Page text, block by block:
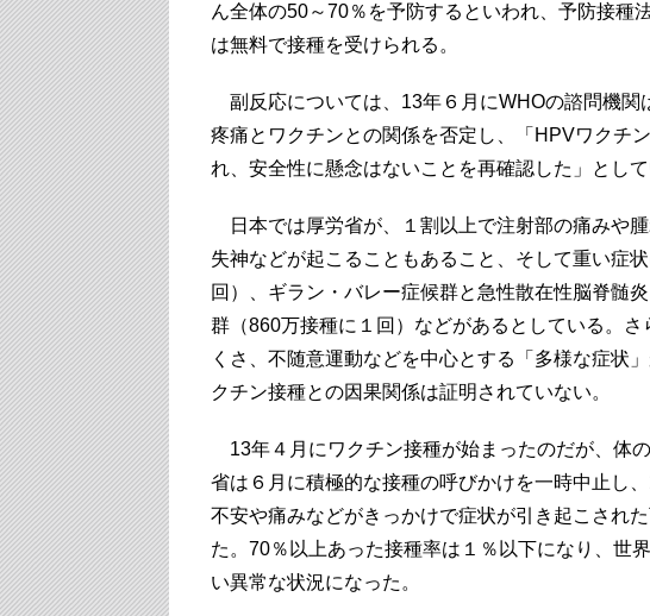
ん全体の50～70％を予防するといわれ、予防接種
は無料で接種を受けられる。
副反応については、13年６月にWHOの諮問機関
疼痛とワクチンとの関係を否定し、「HPVワクチ
れ、安全性に懸念はないことを再確認した」として
日本では厚労省が、１割以上で注射部の痛みや
失神などが起こることもあること、そして重い症
回）、ギラン・バレー症候群と急性散在性脳脊髄
群（860万接種に１回）などがあるとしている。
くさ、不随意運動などを中心とする「多様な症状
クチン接種との因果関係は証明されていない。
13年４月にワクチン接種が始まったのだが、体
省は６月に積極的な接種の呼びかけを一時中止し
不安や痛みなどがきっかけで症状が引き起こされ
た。70％以上あった接種率は１％以下になり、世
い異常な状況になった。